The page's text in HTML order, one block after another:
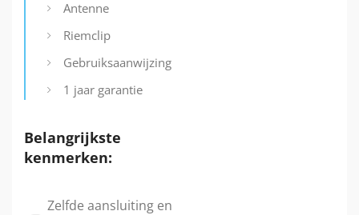
Antenne
Riemclip
Gebruiksaanwijzing
1 jaar garantie
Belangrijkste
kenmerken:
Zelfde aansluiting en